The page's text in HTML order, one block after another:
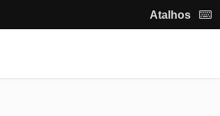
Atalhos